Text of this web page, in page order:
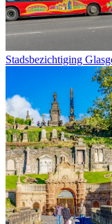
Stadsbezichtiging